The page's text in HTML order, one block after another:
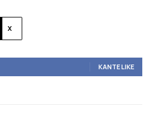
X
ΚΆΝΤΕ LIKE